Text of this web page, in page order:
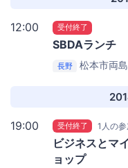
12:00 受付終了
SBDAランチ
長野 松本市両
19:00 受付終了 1人の
ビジネスとマ
ョップ